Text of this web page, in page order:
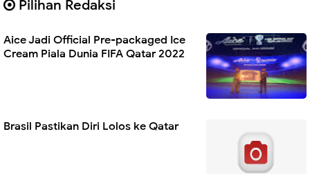
Pilihan Redaksi
Aice Jadi Official Pre-packaged Ice
Cream Piala Dunia FIFA Qatar 2022
Brasil Pastikan Diri Lolos ke Qatar